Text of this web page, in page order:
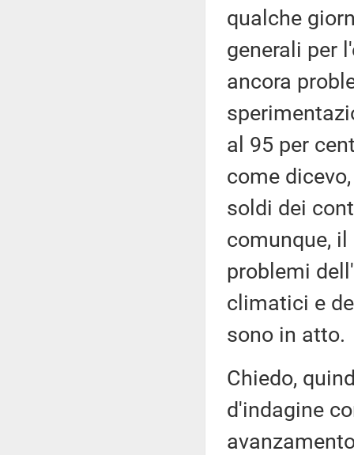
qualche
generali per
ancora
al 95 per
come
soldi dei
comunque,
problemi
climatici e
sono in atto.
Chiedo,
d'indagine